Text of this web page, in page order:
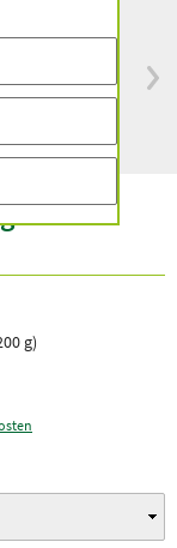
seit
g)